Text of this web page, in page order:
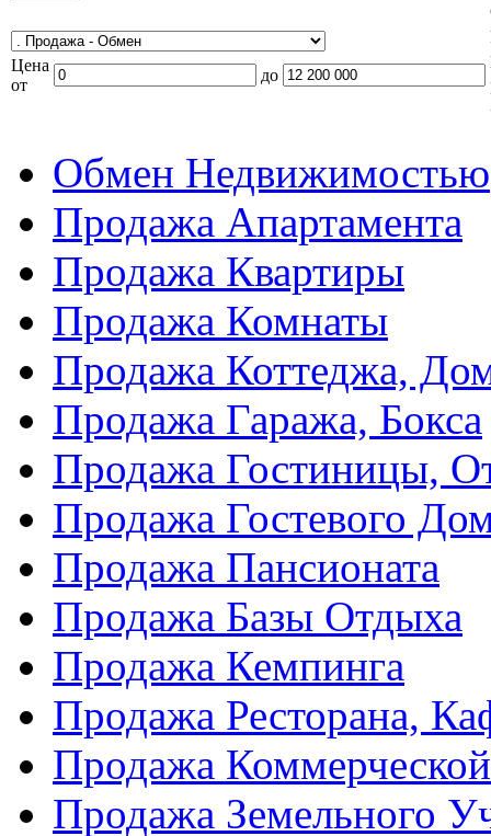
Цена
от
до
Обмен Недвижимостью
Продажа Апартамента
Продажа Квартиры
Продажа Комнаты
Продажа Коттеджа,
Продажа Гаража, Бокса
Продажа Гостиницы,
Продажа Гостевого
Продажа Пансионата
Продажа Базы Отдыха
Продажа Кемпинга
Продажа Ресторана,
Продажа
Продажа Земельного